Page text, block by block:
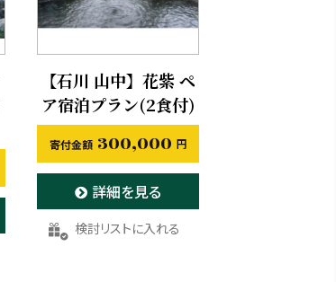
【石川 山中】花紫 ペ
ア宿泊プラン(2食付)
300,000
詳細を見る
お気に入りに登録する